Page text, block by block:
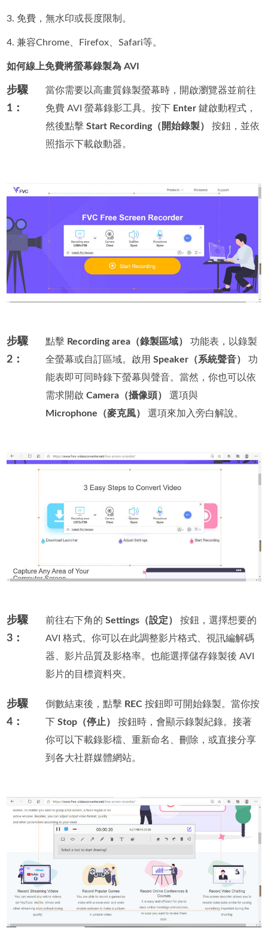
3. 免費，無水印或長度限制。
4. 兼容Chrome、Firefox、Safari等。
如何線上免費將螢幕錄製為 AVI
步驟
1：
當你需要以高畫質錄製螢幕時，開啟瀏覽器並前往
免費 AVI 螢幕錄影工具。按下 Enter 鍵啟動程式，
然後點擊Start Recording（開始錄製）
按鈕，並依
照指示下載啟動器。
步驟
2：
點擊 Recording area（錄製區域）
功能表，以錄製
全螢幕或自訂區域。啟用Speaker（系統聲音）
功
能表即可同時錄下螢幕與聲音。當然，你也可以依
需求開啟Camera（攝像頭）
選項與
Microphone（麥克風）
選項來加入旁白解說。
步驟
3：
前往右下角的Settings（設定）
按鈕，選擇想要的
AVI 格式。你可以在此調整影片格式、視訊編解碼
器、影片品質及影格率。也能選擇儲存錄製後 AVI
影片的目標資料夾。
步驟
4：
倒數結束後，點擊 REC 按鈕即可開始錄製。當你按
下Stop（停止）
按鈕時，會顯示錄製紀錄。接著
你可以下載錄影檔、重新命名、刪除，或直接分享
到各大社群媒體網站。